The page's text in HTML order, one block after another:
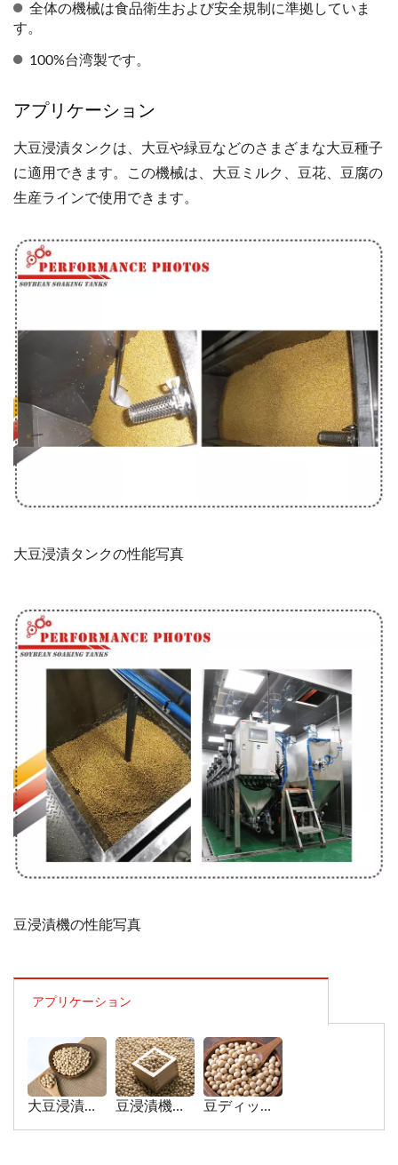
全体の機械は食品衛生および安全規制に準拠していま
す。
100%台湾製です。
アプリケーション
大豆浸漬タンクは、大豆や緑豆などのさまざまな大豆種子
に適用できます。この機械は、大豆ミルク、豆花、豆腐の
生産ラインで使用できます。
大豆浸漬タンクの性能写真
豆浸漬機の性能写真
アプリケーション
大豆浸漬タンクへの大豆の適用 豆浸漬機への大豆の適用 豆ディッピング機への大豆の適用